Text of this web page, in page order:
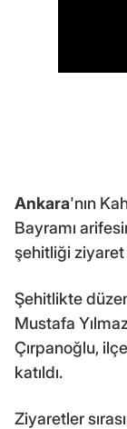
Ankara'nın
Bayramı
şehitliği ziyaret
Şehitlikte
Mustafa
Çırpanoğlu,
katıldı.
Ziyaretler